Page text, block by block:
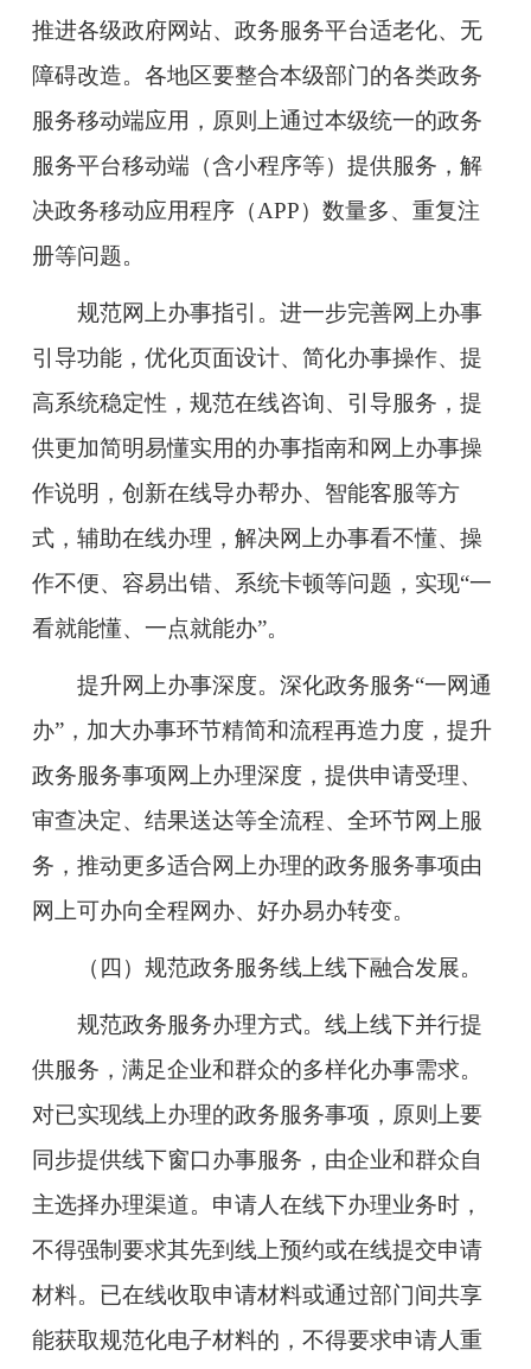
推进各级政府网站、政务服务平台适老化、无
障碍改造。各地区要整合本级部门的各类政务
服务移动端应用，原则上通过本级统一的政务
服务平台移动端（含小程序等）提供服务，解
决政务移动应用程序（APP）数量多、重复注
册等问题。
规范网上办事指引。进一步完善网上办事
引导功能，优化页面设计、简化办事操作、提
高系统稳定性，规范在线咨询、引导服务，提
供更加简明易懂实用的办事指南和网上办事操
作说明，创新在线导办帮办、智能客服等方
式，辅助在线办理，解决网上办事看不懂、操
作不便、容易出错、系统卡顿等问题，实现“一
看就能懂、一点就能办”。
提升网上办事深度。深化政务服务“一网通
办”，加大办事环节精简和流程再造力度，提升
政务服务事项网上办理深度，提供申请受理、
审查决定、结果送达等全流程、全环节网上服
务，推动更多适合网上办理的政务服务事项由
网上可办向全程网办、好办易办转变。
（四）规范政务服务线上线下融合发展。
规范政务服务办理方式。线上线下并行提
供服务，满足企业和群众的多样化办事需求。
对已实现线上办理的政务服务事项，原则上要
同步提供线下窗口办事服务，由企业和群众自
主选择办理渠道。申请人在线下办理业务时，
不得强制要求其先到线上预约或在线提交申请
材料。已在线收取申请材料或通过部门间共享
能获取规范化电子材料的，不得要求申请人重